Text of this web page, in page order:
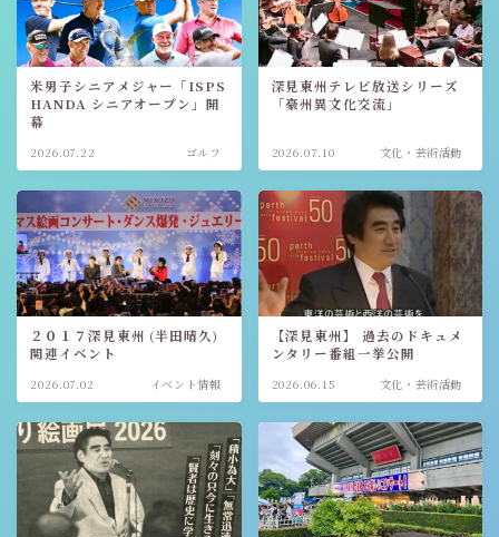
米男子シニアメジャー「ISPS
HANDA シニアオープン」開
幕
2026.07.22 ゴルフ
深見東州テレビ放送シリーズ
「豪州異文化交流」
2026.07.10 文化・芸術活動
２０１７深見東州 (半田晴久)
関連イベント
2026.07.02 イベント情報
【深見東州】 過去のドキュメ
ンタリー番組一挙公開
2026.06.15 文化・芸術活動